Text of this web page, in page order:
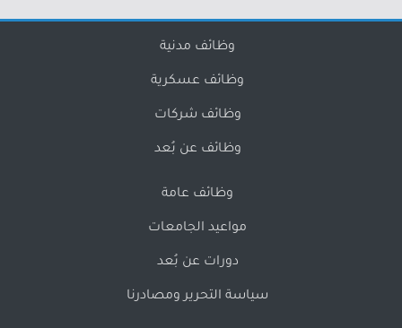
وظائف مدنية
وظائف عسكرية
وظائف شركات
وظائف عن بُعد
وظائف عامة
مواعيد الجامعات
دورات عن بُعد
سياسة التحرير ومصادرنا